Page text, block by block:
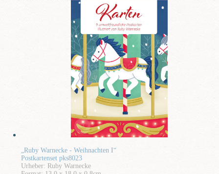
„Ruby Warnecke - Weihnachten I“
Postkartenset pks8023
Urheber: Ruby Warnecke